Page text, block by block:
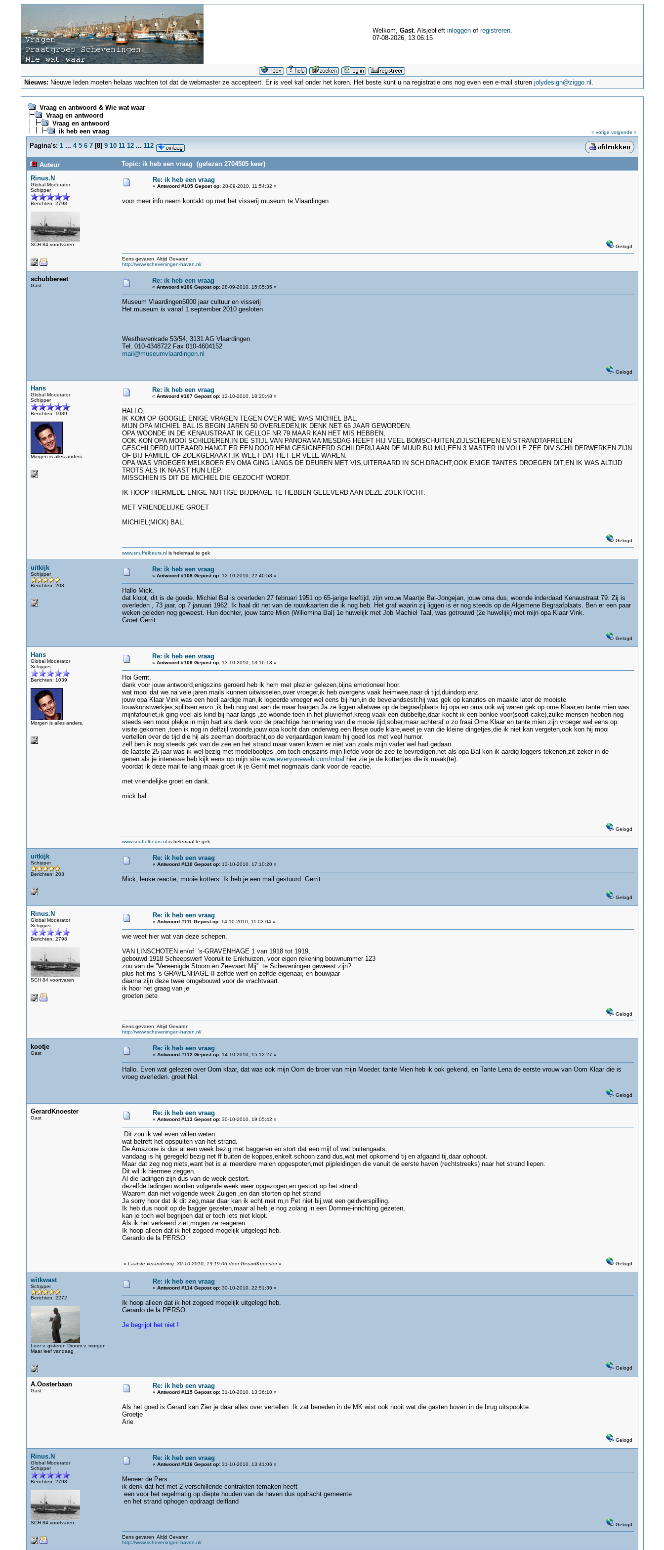
Welkom, Gast. Alsjeblieft inloggenof registreren.
07-08-2026, 13:06:15
Nieuws: Nieuwe leden moeten helaas wachten tot dat de webmaster ze accepteert. Er is veel kaf onder het koren. Het beste kunt u na registratie ons nog even een e-mail sturenjolydesign@ziggo.nl .
Vraag en antwoord & Wie wat waar
Vraag en antwoord
Vraag en antwoord
ik heb een vraag
« vorige volgende »
Pagina's: 1 ... 4 5 6 7[8] 9 10 11 12 ... 112
Auteur
Topic: ik heb een vraag (gelezen 2704505 keer)
Rinus.N
Global Moderator
Schipper
Berichten: 2798
SCH 84 voortvaren
Re: ik heb een vraag
« Antwoord #105 Gepost op:28-09-2010, 11:54:32 »
voor meer info neem kontakt op met het visserij museum te Vlaardingen
Gelogd
Eens gevaren Altijd Gevaren
http://www.scheveningen-haven.nl/
schubbereet
Gast
Re: ik heb een vraag
« Antwoord #106 Gepost op:28-09-2010, 15:05:35 »
Museum Vlaardingen5000 jaar cultuur en visserij
Het museum is vanaf 1 september 2010 gesloten
Westhavenkade 53/54, 3131 AG Vlaardingen
Tel. 010-4348722 Fax 010-4604152
mail@museumvlaardingen.nl
Gelogd
Hans
Global Moderator
Schipper
Berichten: 1039
Morgen is alles anders.
Re: ik heb een vraag
« Antwoord #107 Gepost op:12-10-2010, 18:20:48 »
HALLO,
IK KOM OP GOOGLE ENIGE VRAGEN TEGEN OVER WIE WAS MICHIEL BAL.
MIJN OPA MICHIEL BAL IS BEGIN JAREN 50 OVERLEDEN,IK DENK NET 65 JAAR GEWORDEN.
OPA WOONDE IN DE KENAUSTRAAT IK GELLOF NR.79 MAAR KAN HET MIS HEBBEN,
OOK KON OPA MOOI SCHILDEREN,IN DE STIJL VAN PANORAMA MESDAG HEEFT HIJ VEEL BOMSCHUITEN,ZIJLSCHEPEN EN STRANDTAFRELEN
GESCHILDERD,UITEAARD HANGT ER EEN DOOR HEM GESIGNEERD SCHILDERIJ AAN DE MUUR BIJ MIJ,EEN 3 MASTER IN VOLLE ZEE.DIV.SCHILDERWERKEN ZIJN
OF BIJ FAMILIE OF ZOEKGERAAKT,IK WEET DAT HET ER VELE WAREN.
OPA WAS VROEGER MELKBOER EN OMA GING LANGS DE DEUREN MET VIS,UITERAARD IN SCH.DRACHT,OOK ENIGE TANTES DROEGEN DIT,EN IK WAS ALTIJD
TROTS ALS IK NAAST HUN LIEP.
MISSCHIEN IS DIT DE MICHIEL DIE GEZOCHT WORDT.
IK HOOP HIERMEDE ENIGE NUTTIGE BIJDRAGE TE HEBBEN GELEVERD AAN DEZE ZOEKTOCHT.
MET VRIENDELIJKE GROET
MICHIEL(MICK) BAL.
Gelogd
www.snuffelbeurs.nlis helemaal te gek
uitkijk
Schipper
Berichten: 203
Re: ik heb een vraag
« Antwoord #108 Gepost op:12-10-2010, 22:40:58 »
Hallo Mick,
dat klopt, dit is de goede. Michiel Bal is overleden 27 februari 1951 op 65-jarige leeftijd, zijn vrouw Maartje Bal-Jongejan, jouw oma dus, woonde inderdaad Kenaustraat 79. Zij is
overleden , 73 jaar, op 7 januari 1962. Ik haal dit net van de rouwkaarten die ik nog heb. Het graf waarin zij liggen is er nog steeds op de Algemene Begraafplaats. Ben er een paar
weken geleden nog geweest. Hun dochter, jouw tante Mien (Willemina Bal) 1e huwelijk met Job Machiel Taal, was getrouwd (2e huwelijk) met mijn opa Klaar Vink.
Groet Gerrit
Gelogd
Hans
Global Moderator
Schipper
Berichten: 1039
Morgen is alles anders.
Re: ik heb een vraag
« Antwoord #109 Gepost op:13-10-2010, 13:16:18 »
Hoi Gerrit,
dank voor jouw antwoord,enigszins geroerd heb ik hem met plezier gelezen,bijna emotioneel hoor.
wat mooi dat we na vele jaren mails kunnen uitwisselen,over vroeger,ik heb overgens vaak heimwee,naar di tijd,duindorp enz.
jouw opa Klaar Vink was een heel aardige man,ik logeerde vroeger wel eens bij hun,in de bevelandsestr.hij was gek op kanaries en maakte later de mooiste
touwkunstwerkjes,splitsen enzo.,ik heb nog wat aan de maar hangen.Ja ze liggen alletwee op de begraafplaats bij opa en oma.ook wij waren gek op ome Klaar,en tante mien was
mijnfafouriet,ik ging veel als kind bij haar langs ,ze woonde toen in het pluvierhof,kreeg vaak een dubbeltje,daar kocht ik een bonkie voor(soort cake),zulke mensen hebben nog
steeds een mooi plekje in mijn hart als dank voor de prachtige herinnering van die mooie tijd,sober,maar achteraf o zo fraai.Ome Klaar en tante mien zijn vroeger wel eens op
visite gekomen ,toen ik nog in delfzijl woonde,jouw opa kocht dan onderweg een flesje oude klare,weet je van die kleine dingetjes,die ik niet kan vergeten,ook kon hij mooi
vertellen over de tijd die hij als zeeman doorbracht,op de verjaardagen kwam hij goed los met veel humor.
zelf ben ik nog steeds gek van de zee en het strand maar varen kwam er niet van zoals mijn vader wel had gedaan.
de laatste 25 jaar was ik wel bezig met modelbootjes ,om toch engszins mijn liefde voor de zee te bevredigen,net als opa Bal kon ik aardig loggers tekenen,zit zeker in de
genen.als je interesse heb kijk eens op mijn site www.everyoneweb.com/mbal hier zie je de kottertjes die ik maak(te).
voordat ik deze mail te lang maak groet ik je Gerrit met nogmaals dank voor de reactie.
met vriendelijke groet en dank.
mick bal
Gelogd
www.snuffelbeurs.nlis helemaal te gek
uitkijk
Schipper
Berichten: 203
Re: ik heb een vraag
« Antwoord #110 Gepost op:13-10-2010, 17:10:20 »
Mick, leuke reactie, mooie kotters. Ik heb je een mail gestuurd. Gerrit
Gelogd
Rinus.N
Global Moderator
Schipper
Berichten: 2798
SCH 84 voortvaren
Re: ik heb een vraag
« Antwoord #111 Gepost op:14-10-2010, 11:03:04 »
wie weet hier wat van deze schepen.
VAN LINSCHOTEN en/of 's-GRAVENHAGE 1 van 1918 tot 1919,
gebouwd 1918 Scheepswerf Vooruit te Enkhuizen, voor eigen rekening bouwnummer 123
zou van de ''Vereenigde Stoom en Zeevaart Mij'' te Scheveningen geweest zijn?
plus het ms 's-GRAVENHAGE II zelfde werf en zelfde eigenaar, en bouwjaar
daarna zijn deze twee omgebouwd voor de vrachtvaart.
ik hoor het graag van je
groeten pete
Gelogd
Eens gevaren Altijd Gevaren
http://www.scheveningen-haven.nl/
kootje
Gast
Re: ik heb een vraag
« Antwoord #112 Gepost op:14-10-2010, 15:12:27 »
Hallo. Even wat gelezen over Oom klaar, dat was ook mijn Oom de broer van mijn Moeder. tante Mien heb ik ook gekend, en Tante Lena de eerste vrouw van Oom Klaar die is
vroeg overleden. groet Nel.
Gelogd
GerardKnoester
Gast
Re: ik heb een vraag
« Antwoord #113 Gepost op:30-10-2010, 19:05:42 »
Dit zou ik wel even willen weten.
wat betreft het opspuiten van het strand.
De Amazone is dus al een week bezig met baggeren en stort dat een mijl of wat buitengaats.
vandaag is hij geregeld bezig net ff buiten de koppes,enkelt schoon zand dus,wat met opkomend tij en afgaand tij,daar ophoopt.
Maar dat zeg nog niets,want het is al meerdere malen opgespoten,met pijpleidingen die vanuit de eerste haven (rechtstreeks) naar het strand liepen.
Dit wil ik hiermee zeggen.
Al die ladingen zijn dus van de week gestort.
dezelfde ladingen worden volgende week weer opgezogen,en gestort op het strand.
Waarom dan niet volgende week Zuigen ,en dan storten op het strand
Ja sorry hoor dat ik dit zeg,maar daar kan ik echt met m,n Pet niet bij,wat een geldverspilling.
Ik heb dus nooit op de bagger gezeten,maar al heb je nog zolang in een Domme-inrichting gezeten,
kan je toch wel begrijpen dat er toch iets niet klopt.
Als ik het verkeerd ziet,mogen ze reageren.
Ik hoop alleen dat ik het zogoed mogelijk uitgelegd heb.
Gerardo de la PERSO.
« Laatste verandering: 30-10-2010, 19:19:06 door GerardKnoester» Gelogd
witkwast
Schipper
Berichten: 2272
Leer v. gisteren Droom v. morgen
Maar leef vandaag
Re: ik heb een vraag
« Antwoord #114 Gepost op:30-10-2010, 22:51:36 »
Ik hoop alleen dat ik het zogoed mogelijk uitgelegd heb.
Gerardo de la PERSO.
Je begrijpt het niet !
Gelogd
A.Oosterbaan
Gast
Re: ik heb een vraag
« Antwoord #115 Gepost op:31-10-2010, 13:36:10 »
Als het goed is Gerard kan Zier je daar alles over vertellen .Ik zat beneden in de MK wist ook nooit wat die gasten boven in de brug uitspookte.
Groetje
Arie
Gelogd
Rinus.N
Global Moderator
Schipper
Berichten: 2798
SCH 84 voortvaren
Re: ik heb een vraag
« Antwoord #116 Gepost op:31-10-2010, 13:41:06 »
Meneer de Pers
ik denk dat het met 2 verschillende contrakten temaken heeft
een voor het regelmatig op diepte houden van de haven dus opdracht gemeente
en het strand ophogen opdraagt delfland
Gelogd
Eens gevaren Altijd Gevaren
http://www.scheveningen-haven.nl/